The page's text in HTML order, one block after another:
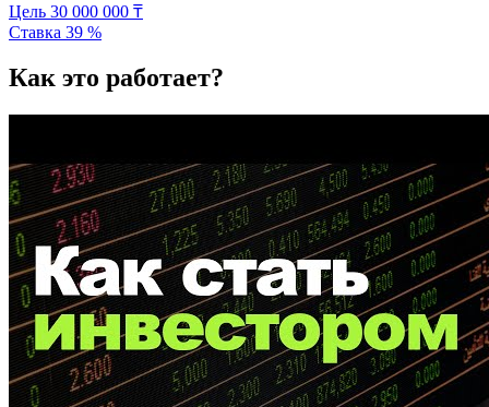
Цель 30 000 000 ₸
Ставка 39 %
Как это работает?